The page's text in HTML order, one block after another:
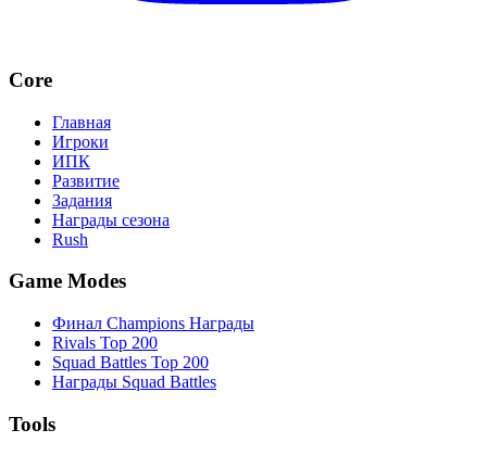
Core
Главная
Игроки
ИПК
Развитие
Задания
Награды сезона
Rush
Game Modes
Финал Champions Награды
Rivals Top 200
Squad Battles Top 200
Награды Squad Battles
Tools